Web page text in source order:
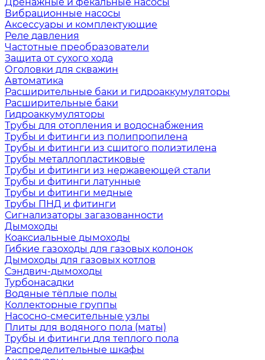
Вибрационные насосы
Аксессуары и комплектующие
Реле давления
Частотные преобразователи
Защита от сухого хода
Оголовки для скважин
Автоматика
Расширительные баки и гидроаккумуляторы
Расширительные баки
Гидроаккумуляторы
Трубы для отопления и водоснабжения
Трубы и фитинги из полипропилена
Трубы и фитинги из сшитого полиэтилена
Трубы металлопластиковые
Трубы и фитинги из нержавеющей стали
Трубы и фитинги латунные
Трубы и фитинги медные
Трубы ПНД и фитинги
Сигнализаторы загазованности
Дымоходы
Коаксиальные дымоходы
Гибкие газоходы для газовых колонок
Дымоходы для газовых котлов
Сэндвич-дымоходы
Турбонасадки
Водяные тёплые полы
Коллекторные группы
Насосно-смесительные узлы
Плиты для водяного пола (маты)
Трубы и фитинги для теплого пола
Распределительные шкафы